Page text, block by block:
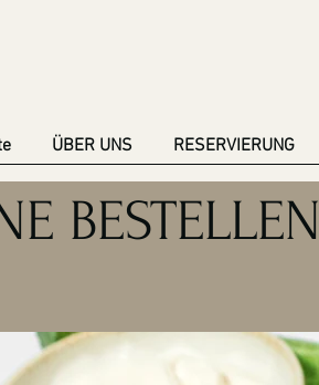
ÜBER UNS RESERVIERUNG
BESTELLEN